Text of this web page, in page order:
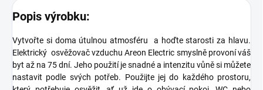
Popis výrobku:
Vytvořte si doma útulnou atmosféru a hoďte starosti za hlavu.
Elektrický osvěžovač vzduchu Areon Electric smyslně provoní váš
byt až na 75 dní. Jeho použití je snadné a intenzitu vůně si můžete
nastavit podle svých potřeb. Použijte jej do každého prostoru,